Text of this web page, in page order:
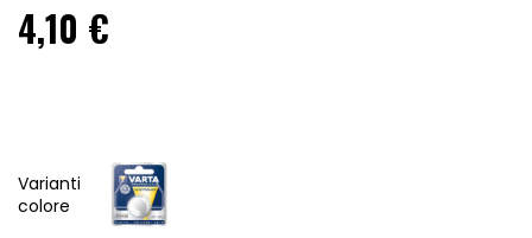
4,10 €
Varianti
colore